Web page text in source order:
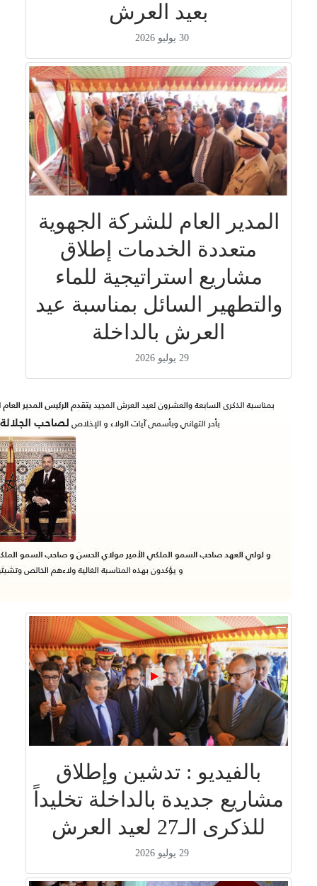
بعيد العرش
30 يوليو 2026
المدير العام للشركة الجهوية
متعددة الخدمات إطلاق
مشاريع استراتيجية للماء
والتطهير السائل بمناسبة عيد
العرش بالداخلة
29 يوليو 2026
بالفيديو : تدشين وإطلاق
مشاريع جديدة بالداخلة تخليداً
للذكرى الـ27 لعيد العرش
29 يوليو 2026